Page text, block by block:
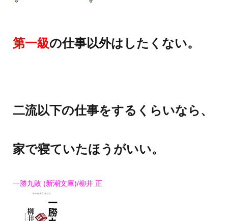
第一級の仕事以外はしたくない。
二流以下の仕事をするくらいなら、
家で寝ていたほうがいい。
一勝九敗 (新潮文庫)/柳井 正